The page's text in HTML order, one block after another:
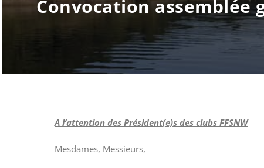
Convocation assemblée
A l’attention des Président(e)s des clubs FFSNW
Mesdames, Messieurs,